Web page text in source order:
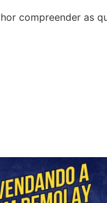
compreender as